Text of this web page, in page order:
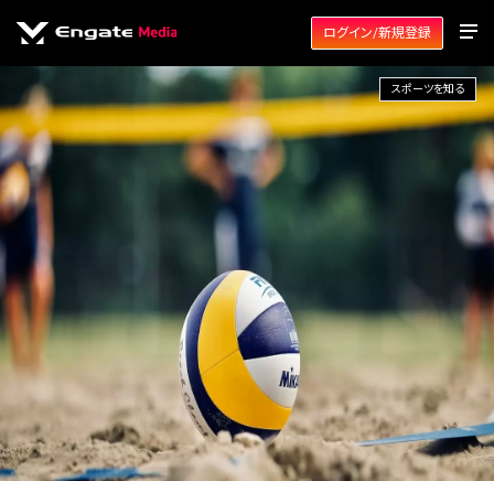
ログイン/新規登録
スポーツを知る